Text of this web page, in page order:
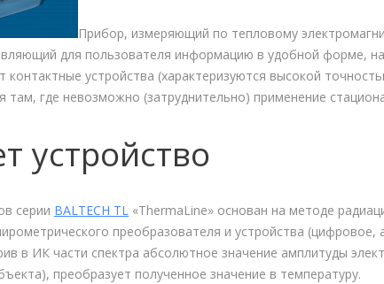
Прибор, измеряющий по тепловому
для пользователя информацию в удобной форме,
устройства (характеризуются высокой
там, где невозможно (затруднительно) применение
устройство
серии BALTECH TL «ThermaLine» основан на методе
преобразователя и устройства
в ИК части спектра абсолютное значение амплитуды
преобразует полученное значение в температуру.